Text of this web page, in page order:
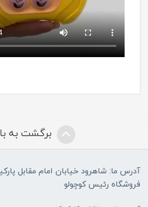
برگشت به
آدرس ما: شاهرود خیابان امام مقابل
فروشگاه رئیس کوچولو